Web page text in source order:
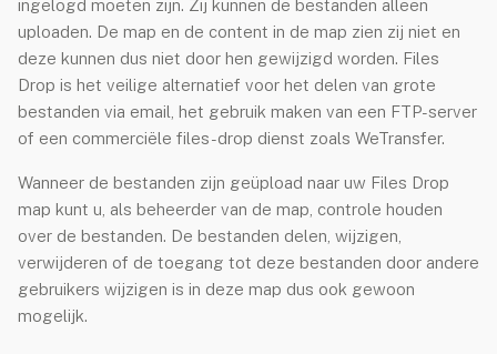
ingelogd moeten zijn. Zij kunnen de bestanden alleen
uploaden. De map en de content in de map zien zij niet en
deze kunnen dus niet door hen gewijzigd worden. Files
Drop is het veilige alternatief voor het delen van grote
bestanden via email, het gebruik maken van een FTP-server
of een commerciële files-drop dienst zoals WeTransfer.
Wanneer de bestanden zijn geüpload naar uw Files Drop
map kunt u, als beheerder van de map, controle houden
over de bestanden. De bestanden delen, wijzigen,
verwijderen of de toegang tot deze bestanden door andere
gebruikers wijzigen is in deze map dus ook gewoon
mogelijk.
Website Hosting
Linux VPS
WordPress Optimized
WordPress Onderhoud
Reseller
E-mail
DNS
SSL Certificaten